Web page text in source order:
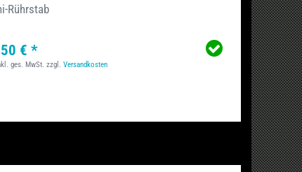
Rührstab
€ *
ges. MwSt. zzgl. Versandkosten *inkl.